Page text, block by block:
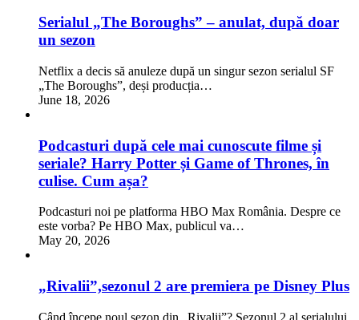
Serialul „The Boroughs” – anulat, după doar
un sezon
Netflix a decis să anuleze după un singur sezon serialul SF
„The Boroughs”, deși producția…
June 18, 2026
Podcasturi după cele mai cunoscute filme și
seriale? Harry Potter și Game of Thrones, în
culise. Cum așa?
Podcasturi noi pe platforma HBO Max România. Despre ce
este vorba? Pe HBO Max, publicul va…
May 20, 2026
„Rivalii”,sezonul 2 are premiera pe Disney Plus
Când începe noul sezon din „Rivalii”? Sezonul 2 al serialului